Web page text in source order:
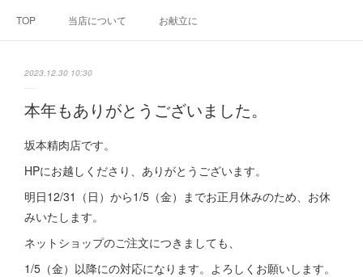
TOP 当店について お献立に
2023.12.30 10:30
本年もありがとうございました。
坂本精肉店です。
HPにお越しくださり、ありがとうございます。
明日12/31（日）から1/5（金）までお正月休みのため、お休
みいたします。
ネットショップのご注文につきましても、
1/5（金）以降にの対応になります。よろしくお願いします。